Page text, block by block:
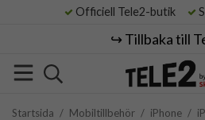
Officiell Tele2-butik
↪️ Tillbaka till
Startsida / Mobiltillbehör / iPhone /